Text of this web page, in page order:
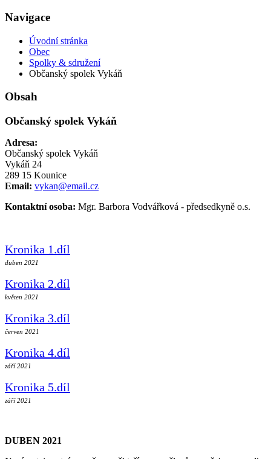
Navigace
Úvodní stránka
Obec
Spolky & sdružení
Občanský spolek Vykáň
Obsah
Občanský spolek Vykáň
Adresa:
Občanský spolek Vykáň
Vykáň 24
289 15 Kounice
Email: vykan@email.cz
Kontaktní osoba: Mgr. Barbora Vodvářková - předsedkyně o.s.
Kronika 1.díl
duben 2021
Kronika 2.díl
květen 2021
Kronika 3.díl
červen 2021
Kronika 4.díl
září 2021
Kronika 5.díl
září 2021
DUBEN 2021